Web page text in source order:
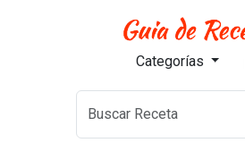
Categorías